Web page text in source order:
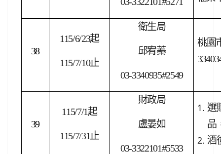
38
115/6/23起
115/7/10止
衛生局
邱宥蓁
03-3340935#2549
桃園
39
115/7/1起
115/7/31止
財政局
盧晏如
03-3322101#5533
選
品
酒